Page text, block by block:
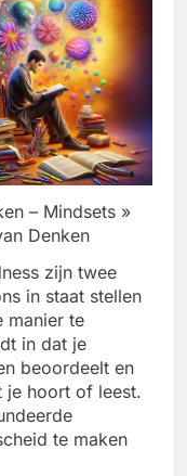
– Mindsets »
Denken
zijn twee
in staat stellen
manier te
in dat je
beoordeelt en
je hoort of leest.
te maken